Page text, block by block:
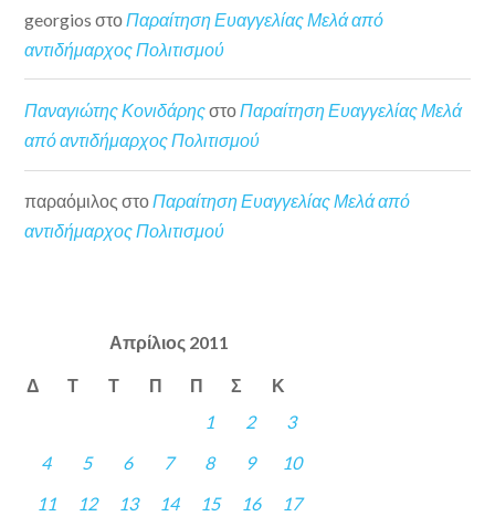
georgios στοΠαραίτηση Ευαγγελίας Μελά από
αντιδήμαρχος Πολιτισμού
Παναγιώτης ΚονιδάρηςστοΠαραίτηση Ευαγγελίας Μελά
από αντιδήμαρχος Πολιτισμού
παραόμιλος στοΠαραίτηση Ευαγγελίας Μελά από
αντιδήμαρχος Πολιτισμού
Απρίλιος 2011
Δ Τ Τ Π Π Σ Κ
1 2
3
4
5 6 7 8 9
10
11
12 13 14 15 16
17